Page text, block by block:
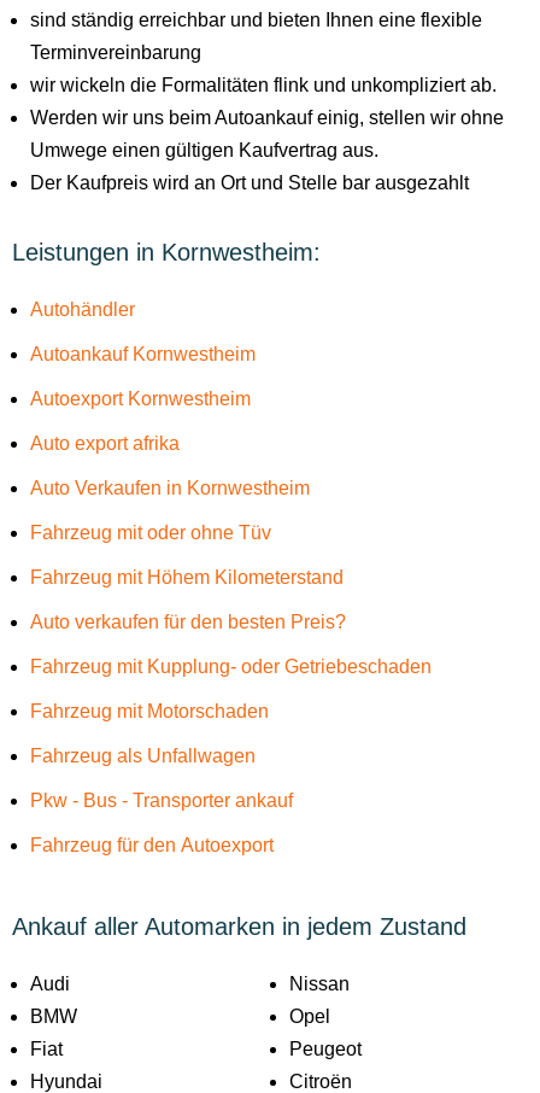
sind ständig erreichbar und bieten Ihnen eine flexible
Terminvereinbarung
wir wickeln die Formalitäten flink und unkompliziert ab.
Werden wir uns beim Autoankauf einig, stellen wir ohne
Umwege einen gültigen Kaufvertrag aus.
Der Kaufpreis wird an Ort und Stelle bar ausgezahlt
Leistungen in Kornwestheim:
Autohändler
Autoankauf Kornwestheim
Autoexport Kornwestheim
Auto export afrika
Auto Verkaufen in Kornwestheim
Fahrzeug mit oder ohne Tüv
Fahrzeug mit Höhem Kilometerstand
Auto verkaufen für den besten Preis?
Fahrzeug mit Kupplung- oder Getriebeschaden
Fahrzeug mit Motorschaden
Fahrzeug als Unfallwagen
Pkw - Bus - Transporter ankauf
Fahrzeug für den Autoexport
Ankauf aller Automarken in jedem Zustand
Audi
BMW
Fiat
Hyundai
Nissan
Opel
Peugeot
Citroën